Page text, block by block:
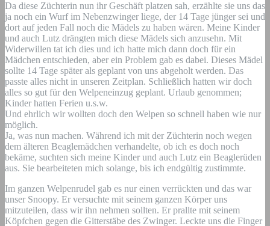
Da diese Züchterin nun ihr Geschäft platzen sah, erzählte sie uns das
ja noch ein Wurf im Nebenzwinger liege, der 14 Tage jünger sei und
dort auf jeden Fall noch die Mädels zu haben wären. Meine Kinder
und auch Lutz drängten mich diese Mädels sich anzusehn. Mit
Widerwillen tat ich dies und ich hatte mich dann doch für ein
Mädchen entschieden, aber ein Problem gab es dabei. Dieses Mädel
sollte 14 Tage später als geplant von uns abgeholt werden. Das
passte alles nicht in unseren Zeitplan. Schließlich hatten wir doch
alles so gut für den Welpeneinzug geplant. Urlaub genommen;
Kinder hatten Ferien u.s.w.
Und ehrlich wir wollten doch den Welpen so schnell haben wie nur
möglich.
Ja, was nun machen. Während ich mit der Züchterin noch wegen
dem älteren Beaglemädchen verhandelte, ob ich es doch noch
bekäme, suchten sich meine Kinder und auch Lutz ein Beaglerüden
aus. Sie bearbeiteten mich solange, bis ich endgültig zustimmte.
Im ganzen Welpenrudel gab es nur einen verrückten und das war
unser Snoopy. Er versuchte mit seinem ganzen Körper uns
mitzuteilen, dass wir ihn nehmen sollten. Er prallte mit seinem
Köpfchen gegen die Gitterstäbe des Zwinger. Leckte uns die Finger